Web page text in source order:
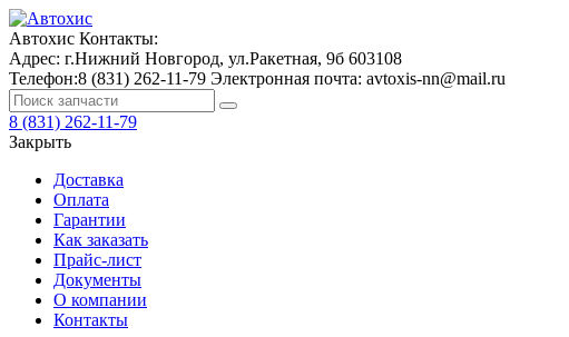
Автохис Контакты:
Адрес: г.Нижний Новгород, ул.Ракетная, 9б 603108
Телефон:8 (831) 262-11-79 Электронная почта: avtoxis-nn@mail.ru
8 (831) 262-11-79
Закрыть
Доставка
Оплата
Гарантии
Как заказать
Прайс-лист
Документы
О компании
Контакты